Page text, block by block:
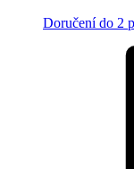
Doručení do 2